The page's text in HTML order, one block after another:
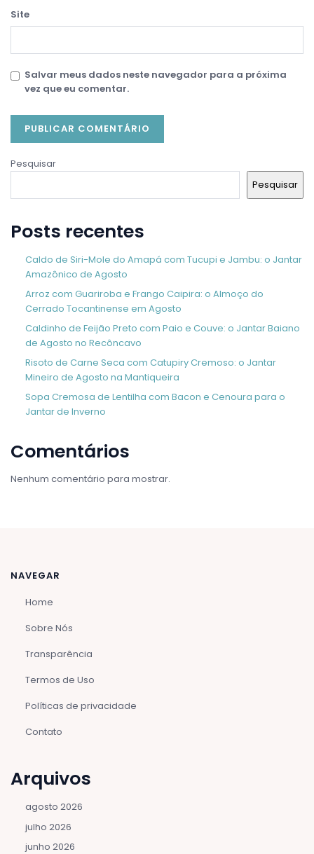
Site
Salvar meus dados neste navegador para a próxima
vez que eu comentar.
Pesquisar
Pesquisar
Posts recentes
Caldo de Siri-Mole do Amapá com Tucupi e Jambu: o Jantar
Amazônico de Agosto
Arroz com Guariroba e Frango Caipira: o Almoço do
Cerrado Tocantinense em Agosto
Caldinho de Feijão Preto com Paio e Couve: o Jantar Baiano
de Agosto no Recôncavo
Risoto de Carne Seca com Catupiry Cremoso: o Jantar
Mineiro de Agosto na Mantiqueira
Sopa Cremosa de Lentilha com Bacon e Cenoura para o
Jantar de Inverno
Comentários
Nenhum comentário para mostrar.
NAVEGAR
Home
Sobre Nós
Transparência
Termos de Uso
Políticas de privacidade
Contato
Arquivos
agosto 2026
julho 2026
junho 2026